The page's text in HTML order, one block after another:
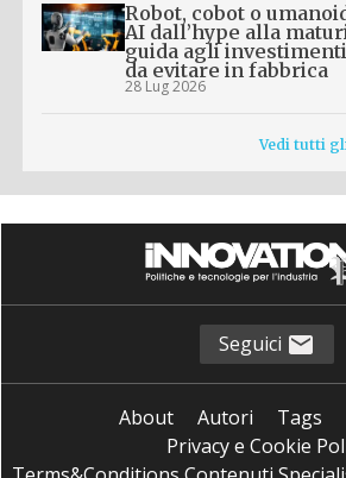
Robot, cobot o
AI dall’hype alla
guida agli
da evitare in fabbrica
28 Lug 2026
Vedi tutti
Seguici
About Autori Tags
Privacy e Cookie